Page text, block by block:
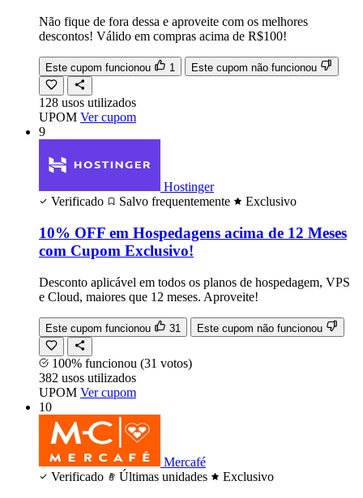
Não fique de fora dessa e aproveite com os melhores
descontos! Válido em compras acima de R$100!
Este cupom funcionou 1 Este cupom não funcionou
128 usos utilizados
UPOM Ver cupom
9
Hostinger
Verificado
Salvo frequentemente Exclusivo
10% OFF em Hospedagens acima de 12 Meses
com Cupom Exclusivo!
Desconto aplicável em todos os planos de hospedagem, VPS
e Cloud, maiores que 12 meses. Aproveite!
Este cupom funcionou 31 Este cupom não funcionou
100% funcionou (31 votos)
382 usos utilizados
UPOM Ver cupom
10
Mercafé
Verificado
Últimas unidades Exclusivo